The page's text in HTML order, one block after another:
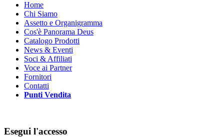
Home
Chi Siamo
Assetto e Organigramma
Cos'è Panorama Deus
Catalogo Prodotti
News & Eventi
Soci & Affiliati
Voce ai Partner
Fornitori
Contatti
Punti Vendita
Esegui l'accesso